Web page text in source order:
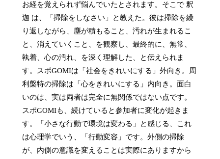
お経を覚えられず悩んでいたとされます。そこで 釈
迦 は、「掃除をしなさい」と教えた。彼は掃除を繰
り返しながら、塵が積もること、汚れが生まれるこ
と、消えていくこと、を観察し、最終的に、無常、
執着、心の汚れ、を深く理解した、と伝えられま
す。スポGOMIは「社会をきれいにする」外向き。周
利槃特の掃除は「心をきれいにする」内向き。面白
いのは、実は両者は完全に無関係ではない点です。
スポGOMIも、続けていると参加者に変化が起きま
す。「小さな行動で環境は変わる」と感じる、これ
は心理学でいう、「行動変容」です。外側の掃除
が、内側の意識を変えることは実際にありますから